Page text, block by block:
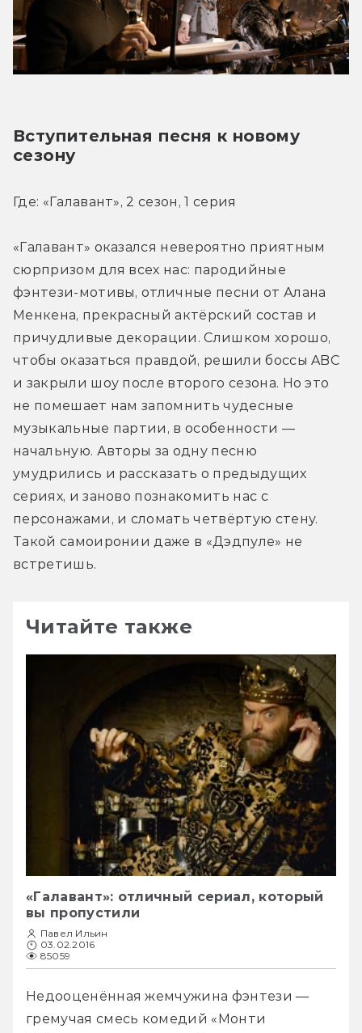
Вступительная песня к новому
сезону
Где: «Галавант», 2 сезон, 1 серия
«Галавант» оказался невероятно приятным
сюрпризом для всех нас: пародийные
фэнтези-мотивы, отличные песни от Алана
Менкена, прекрасный актёрский состав и
причудливые декорации. Слишком хорошо,
чтобы оказаться правдой, решили боссы ABC
и закрыли шоу после второго сезона. Но это
не помешает нам запомнить чудесные
музыкальные партии, в особенности —
начальную. Авторы за одну песню
умудрились и рассказать о предыдущих
сериях, и заново познакомить нас с
персонажами, и сломать четвёртую стену.
Такой самоиронии даже в «Дэдпуле» не
встретишь.
Читайте также
«Галавант»: отличный сериал, который
вы пропустили
Павел Ильин
03.02.2016
85059
Недооценённая жемчужина фэнтези —
гремучая смесь комедий «Монти